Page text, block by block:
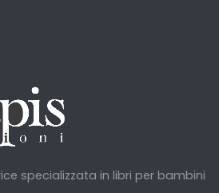
specializzata in libri per bambini